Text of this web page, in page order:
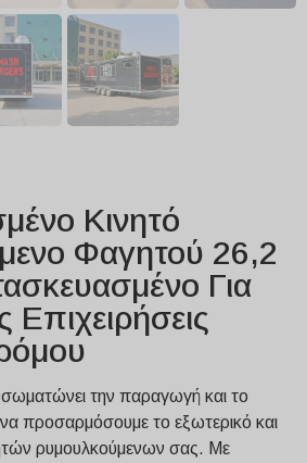
Κινητό
Φαγητού 26,2
Για
την παραγωγή και το
προσαρμόσουμε το εξωτερικό και
ρυμουλκούμενων σας. Με